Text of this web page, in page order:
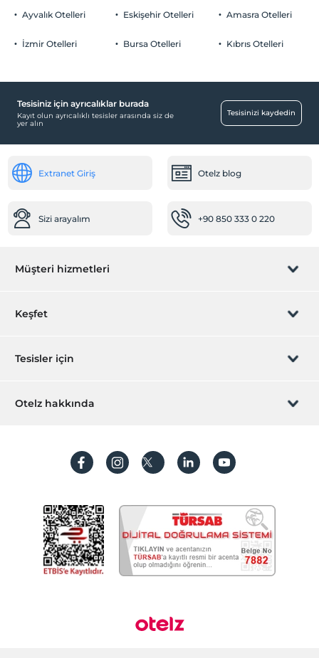
Ücretsiz Özel Otopark
Aktiviteler
Emanet kasası
2 yaşına kadar olan bebekler ücretsizdir.
Ayvalık Otelleri
İzmir Otelleri
Eskişehir Otelleri
Bursa Otelleri
Amasra Otelleri
Kıbrıs Otelleri
Tesisiniz için ayrıcalıklar burada
Kayıt olun ayrıcalıklı tesisler arasında siz de
yer alın
Tesisinizi kaydedin
Extranet Giriş Otelz blog
Sizi arayalım +90 850 333 0 220
Müşteri hizmetleri
Rezervasyon yönet
Sıkça sorulan sorular
İşlem rehberi
Keşfet
Hediye Kart
Hesap oluştur
Tesisler için
Hemen tesisinizi ekleyin
Otelz hakkında
Koşullar ve şartlar
Aydınlatma metni